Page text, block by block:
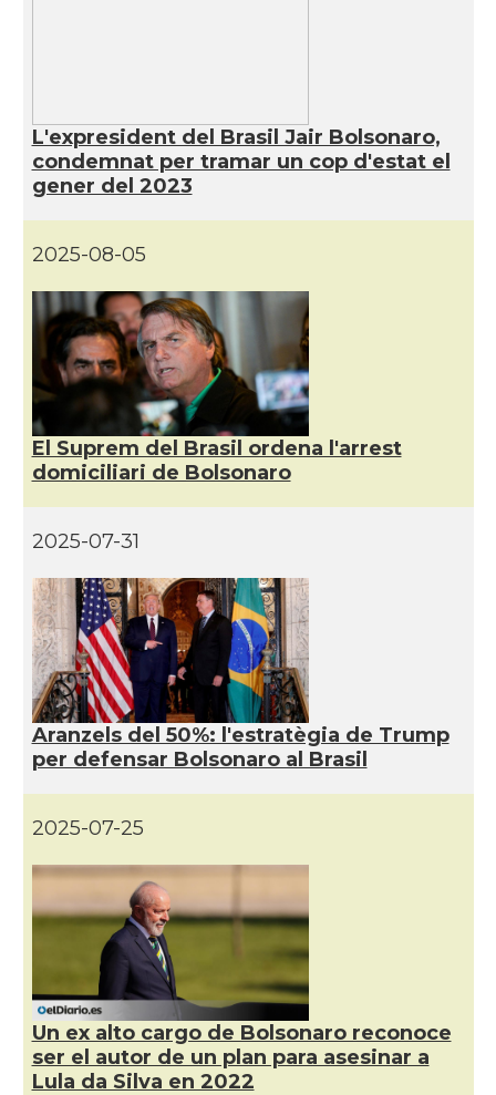
L'expresident del Brasil Jair Bolsonaro,
condemnat per tramar un cop d'estat el
gener del 2023
2025-08-05
El Suprem del Brasil ordena l'arrest
domiciliari de Bolsonaro
2025-07-31
Aranzels del 50%: l'estratègia de Trump
per defensar Bolsonaro al Brasil
2025-07-25
Un ex alto cargo de Bolsonaro reconoce
ser el autor de un plan para asesinar a
Lula da Silva en 2022